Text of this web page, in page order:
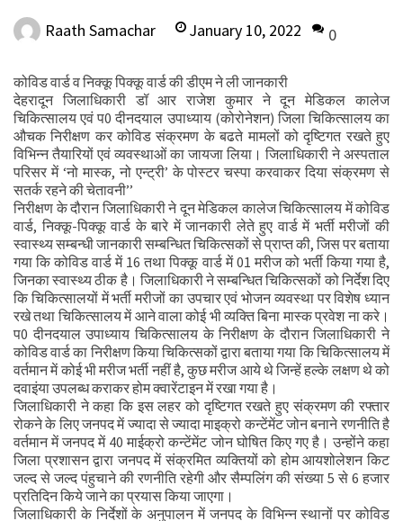
Raath Samachar January 10, 2022 0
कोविड वार्ड व निक्कू पिक्कू वार्ड की डीएम ने ली जानकारी
देहरादून जिलाधिकारी डॉ आर राजेश कुमार ने दून मेडिकल कालेज
चिकित्सालय एवं प0 दीनदयाल उपाध्याय (कोरोनेशन) जिला चिकित्सालय का
औचक निरीक्षण कर कोविड संक्रमण के बढते मामलों को दृष्टिगत रखते हुए
विभिन्न तैयारियों एवं व्यवस्थाओं का जायजा लिया। जिलाधिकारी ने अस्पताल
परिसर में ‘नो मास्क, नो एन्ट्री’ के पोस्टर चस्पा करवाकर दिया संक्रमण से
सतर्क रहने की चेतावनी’’
निरीक्षण के दौरान जिलाधिकारी ने दून मेडिकल कालेज चिकित्सालय में कोविड
वार्ड, निक्कू-पिक्कू वार्ड के बारे में जानकारी लेते हुए वार्ड में भर्ती मरीजों की
स्वास्थ्य सम्बन्धी जानकारी सम्बन्धित चिकित्सकों से प्राप्त की, जिस पर बताया
गया कि कोविड वार्ड में 16 तथा पिक्कू वार्ड में 01 मरीज को भर्ती किया गया है,
जिनका स्वास्थ्य ठीक है। जिलाधिकारी ने सम्बन्धित चिकित्सकों को निर्देश दिए
कि चिकित्सालयों में भर्ती मरीजों का उपचार एवं भोजन व्यवस्था पर विशेष ध्यान
रखे तथा चिकित्सालय में आने वाला कोई भी व्यक्ति बिना मास्क प्रवेश ना करे।
प0 दीनदयाल उपाध्याय चिकित्सालय के निरीक्षण के दौरान जिलाधिकारी ने
कोविड वार्ड का निरीक्षण किया चिकित्सकों द्वारा बताया गया कि चिकित्सालय में
वर्तमान में कोई भी मरीज भर्ती नहीं है, कुछ मरीज आये थे जिन्हें हल्के लक्षण थे को
दवाइंया उपलब्ध कराकर होम क्वारेंटाइन में रखा गया है।
जिलाधिकारी ने कहा कि इस लहर को दृष्टिगत रखते हुए संक्रमण की रफ्तार
रोकने के लिए जनपद में ज्यादा से ज्यादा माइक्रो कन्टेंमेंट जोन बनाने रणनीति है
वर्तमान में जनपद में 40 माईक्रो कन्टेंमेंट जोन घोषित किए गए है। उन्होंने कहा
जिला प्रशासन द्वारा जनपद में संक्रमित व्यक्तियों को होम आयशोलेशन किट
जल्द से जल्द पंहुचाने की रणनीति रहेगी और सैम्पलिंग की संख्या 5 से 6 हजार
प्रतिदिन किये जाने का प्रयास किया जाएगा।
जिलाधिकारी के निर्देशों के अनुपालन में जनपद के विभिन्न स्थानों पर कोविड